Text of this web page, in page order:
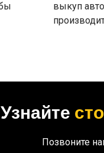
выкуп
Узнайте
Позвоните